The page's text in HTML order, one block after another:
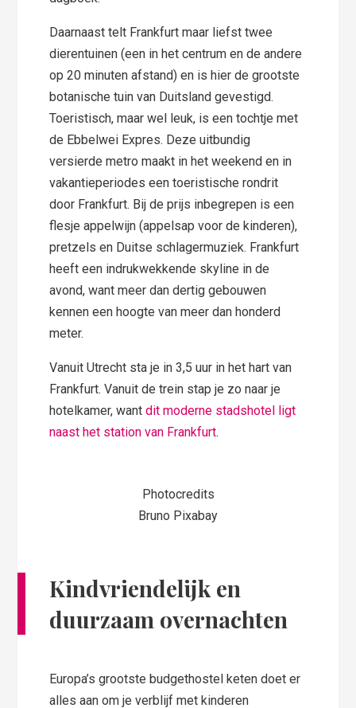
Daarnaast telt Frankfurt maar liefst twee
dierentuinen (een in het centrum en de andere
op 20 minuten afstand) en is hier de grootste
botanische tuin van Duitsland gevestigd.
Toeristisch, maar wel leuk, is een tochtje met
de Ebbelwei Expres. Deze uitbundig
versierde metro maakt in het weekend en in
vakantieperiodes een toeristische rondrit
door Frankfurt. Bij de prijs inbegrepen is een
flesje appelwijn (appelsap voor de kinderen),
pretzels en Duitse schlagermuziek. Frankfurt
heeft een indrukwekkende skyline in de
avond, want meer dan dertig gebouwen
kennen een hoogte van meer dan honderd
meter.
Vanuit Utrecht sta je in 3,5 uur in het hart van
Frankfurt. Vanuit de trein stap je zo naar je
hotelkamer, wantdit moderne stadshotel ligt
naast het station van Frankfurt.
Photocredits
Bruno Pixabay
Kindvriendelijk en
duurzaam overnachten
Europa’s grootste budgethostel keten doet er
alles aan om je verblijf met kinderen